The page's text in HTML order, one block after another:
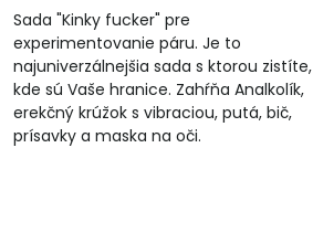
Sada "Kinky fucker" pre
experimentovanie páru. Je to
najuniverzálnejšia sada s ktorou zistíte,
kde sú Vaše hranice. Zahŕňa Analkolík,
erekčný krúžok s vibraciou, putá, bič,
prísavky a maska na oči.